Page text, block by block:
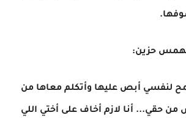
حزين:
لنفسي أبص عليها وأتكلم معاها من
حقي... أنا لازم أخاف على أختي اللي